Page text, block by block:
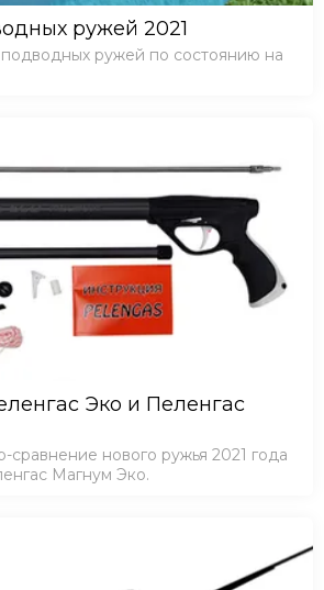
ружей 2021
ружей по состоянию на
Эко и Пеленгас
нового ружья 2021 года
Магнум Эко.